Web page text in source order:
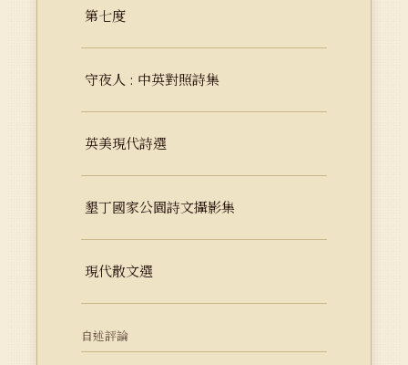
第七度
守夜人 : 中英對照詩集
英美現代詩選
墾丁國家公園詩文攝影集
現代散文選
自述評論